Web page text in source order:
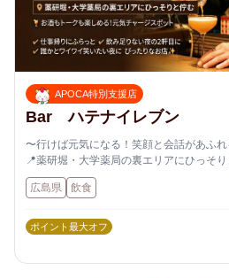
APOCA特別支援店
Bar ハテナイレブン
〜行けば元気になる！笑顔と会話があふ
📍薬研堀・大学薬局の裏エリアにひっそ
ちょっと不思議で、ちょっと楽しい名前の
広島県
飲食
ポイント最大オフ